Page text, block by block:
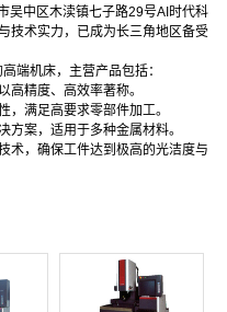
吴中区木渎镇七子路29号AI时代科
技术实力，已成为长三角地区备受
端机床，主营产品包括：
精度、高效率著称。
满足高要求零部件加工。
案，适用于多种金属材料。
，确保工件达到极高的光洁度与